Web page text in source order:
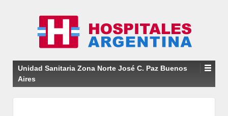
Unidad Sanitaria Zona Norte José C. Paz Buenos
Aires